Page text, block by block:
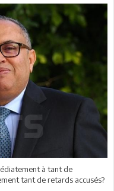
à tant de
tant de retards accusés?